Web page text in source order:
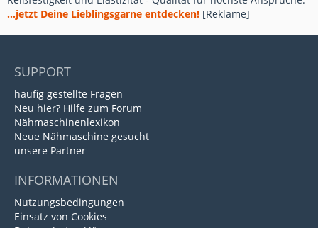
...jetzt Deine Lieblingsgarne entdecken! [Reklame]
SUPPORT
häufig gestellte Fragen
Neu hier? Hilfe zum Forum
Nähmaschinenlexikon
Neue Nähmaschine gesucht
unsere Partner
INFORMATIONEN
Nutzungsbedingungen
Einsatz von Cookies